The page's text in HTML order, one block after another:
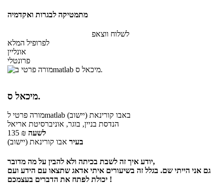
מתמטיקה לבגרות ואקדמיה
לשלוח ווצאפ
לפרופיל המלא
אונליין
פרונטלי
מיכאל ס.
מורה פרטילmatlab באבו קורינאת (יישוב)
הנדסת בניין, בוגר, אוניברסיטת אריאל
135 ₪ לשעה
בעיר אבו קורינאת (יישוב)
יודע איך זה לשבת בכיתה ולא להבין על מה מדובר,
גם אני הייתי שם. בגלל זה בשיעורים איתי אדאג שתצאו עם הידע ועם
יכולת לפתח את הדברים בעצמכם !